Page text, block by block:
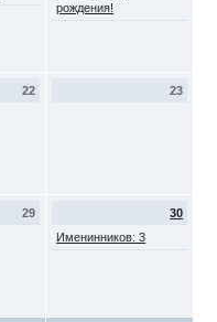
рождения!
22 23
29
30
Именинников: 3